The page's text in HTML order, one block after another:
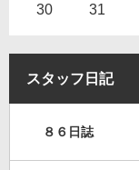
30 31
スタッフ日記
８６日誌